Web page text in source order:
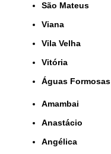
São Mateus
Viana
Vila Velha
Vitória
Águas Formosas
Amambai
Anastácio
Angélica